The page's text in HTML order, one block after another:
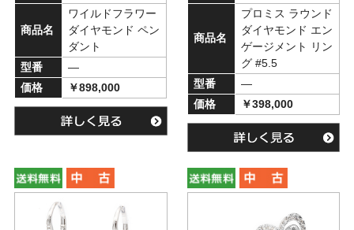
商品名
ワイルドフラワー
ダイヤモンド ペン
ダント
型番
―
価格
￥898,000
商品名
プロミス ラウンド
ダイヤモンド エン
ゲージメント リン
グ #5.5
型番
―
価格
￥398,000